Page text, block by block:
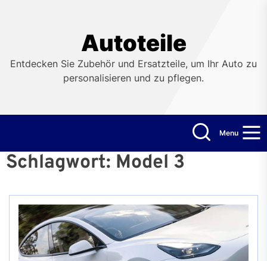
Autoteile
Entdecken Sie Zubehör und Ersatzteile, um Ihr Auto zu
personalisieren und zu pflegen.
Menu
Schlagwort: Model 3